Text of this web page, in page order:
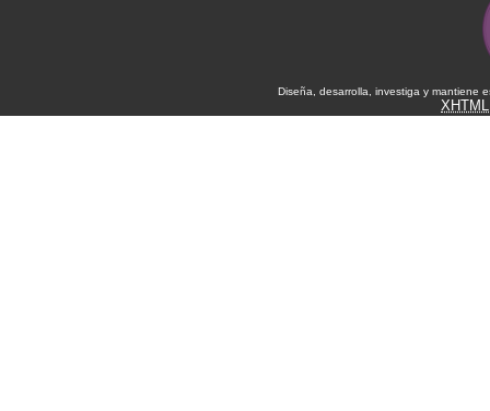
Diseña, desarrolla, investiga y mantiene
XHTML